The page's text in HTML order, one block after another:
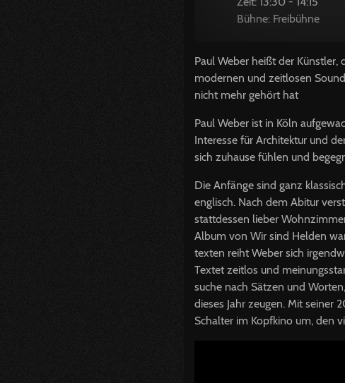
Bühne: Freibühne
Paul Weber heißt der
modernen und zeitlosen
nicht mehr gehört hat
Paul Weber ist in Köln
Interesse für Architektur und
sich zuhause fühlen und
Die Anfänge sind ganz
englisch. Nach dem Abitur
stattdessen lieber
Album von Wir sind Helden
texten reiht Weber sich
Textet zeitlos und
suche nach Sätzen und
dieses Jahr zeugen. Mit seiner
Schalter im Kopfkino um, den